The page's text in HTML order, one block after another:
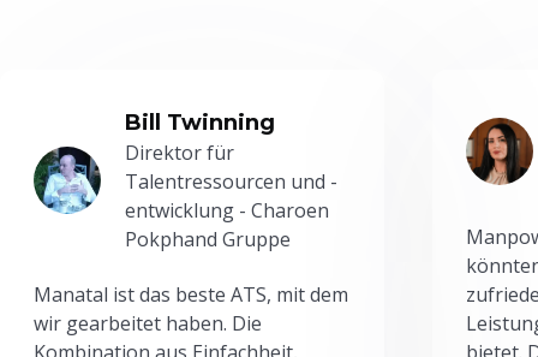
Bill Twinning
Direktor für
Talentressourcen und -
entwicklung - Charoen
Pokphand Gruppe
Manatal ist das beste ATS, mit dem
wir gearbeitet haben. Die